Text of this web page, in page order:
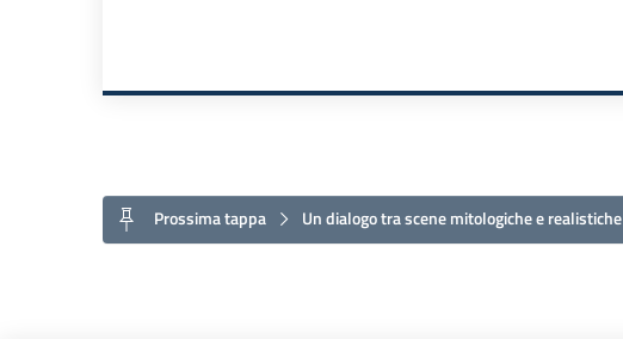
Prossima tappa Un dialogo tra scene mitologiche e realistiche